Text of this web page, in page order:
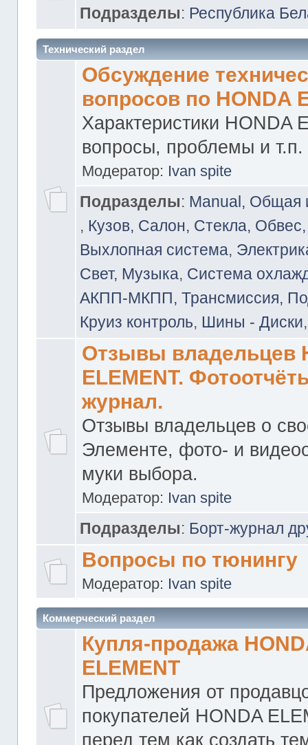
Подразделы: Республика
Технический раздел
Обсуждение
вопросов по HONDA
Характеристики HONDA
вопросы, проблемы и т.п.
Модератор: Ivan spite
Подразделы: Manual,
, Кузов, Салон, Стекла,
Выхлопная система,
Свет, Музыка, Система
АКПП-МКПП, Трансмиссия,
Круиз контроль, Шины - Диски
Отзывы владельцев
ELEMENT.
журнал.
Отзывы владельцев о
Элементе, фото- и
муки выбора.
Модератор: Ivan spite
Подразделы: Борт-журнал
Вопросы по тюнингу
Модератор: Ivan spite
Коммерческий раздел
Купля-продажа
ELEMENT
Предложения от
покупателей HONDA
перед тем как создать